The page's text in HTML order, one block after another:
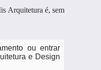
Arquitetura é, sem
ou entrar
e Design